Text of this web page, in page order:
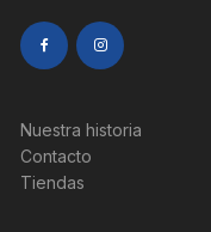
Nuestra historia
Contacto
Tiendas